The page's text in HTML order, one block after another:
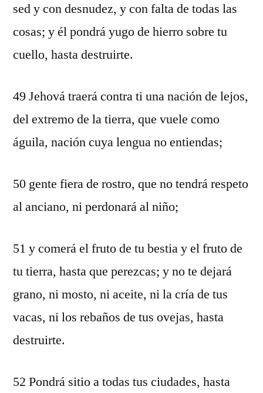
sed y con desnudez, y con falta de todas las
cosas; y él pondrá yugo de hierro sobre tu
cuello, hasta destruirte.
49 Jehová traerá contra ti una nación de lejos,
del extremo de la tierra, que vuele como
águila, nación cuya lengua no entiendas;
50 gente fiera de rostro, que no tendrá respeto
al anciano, ni perdonará al niño;
51 y comerá el fruto de tu bestia y el fruto de
tu tierra, hasta que perezcas; y no te dejará
grano, ni mosto, ni aceite, ni la cría de tus
vacas, ni los rebaños de tus ovejas, hasta
destruirte.
52 Pondrá sitio a todas tus ciudades, hasta